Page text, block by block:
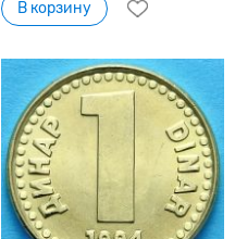
В корзину